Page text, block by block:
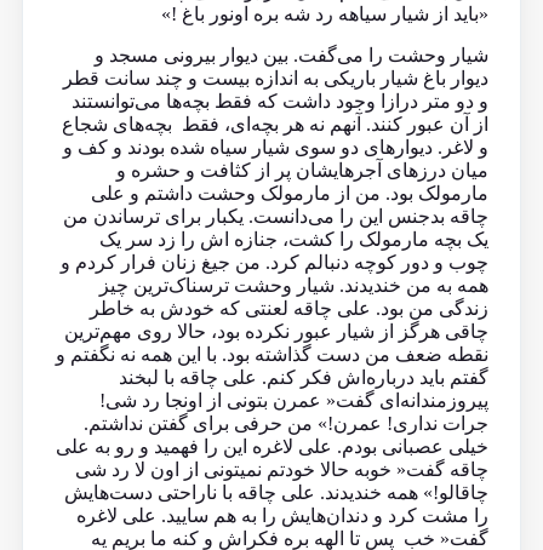
«باید از شیار سیاهه رد شه بره اونور باغ !»
شیار وحشت را می‌گفت. بین دیوار بیرونی مسجد و
دیوار باغ شیار باریکی به اندازه بیست و چند سانت قطر
و دو متر درازا وجود داشت که فقط بچه‌ها می‌توانستند
از آن عبور کنند. آنهم نه هر بچه‌ای، فقط بچه‌های شجاع
و لاغر. دیوارهای دو سوی شیار سیاه شده بودند و کف و
میان درزهای آجرهایشان پر از کثافت و حشره و
مارمولک بود. من از مارمولک وحشت داشتم و علی
چاقه بدجنس این را می‌دانست. یکبار برای ترساندن من
یک ‌بچه مارمولک را کشت، جنازه اش را زد سر یک
چوب و دور کوچه دنبالم کرد. من جیغ زنان فرار کردم و
همه به من خندیدند. شیار وحشت ترسناک‌ترین چیز
زندگی من بود. علی چاقه لعنتی که خودش به خاطر
چاقی هرگز از شیار عبور نکرده بود، حالا روی مهم‌ترین
نقطه ضعف من دست گذاشته بود. با این همه نه نگفتم و
گفتم باید درباره‌اش فکر کنم. علی چاقه با لبخند
پیروزمندانه‌ای گفت« عمرن بتونی از اونجا رد شی!
جرات نداری! عمرن!» من حرفی برای گفتن نداشتم.
خیلی عصبانی بودم. علی لاغره این را فهمید و رو به علی
چاقه گفت« خوبه حالا خودتم نمیتونی از اون لا رد شی
چاقالو!» همه خندیدند. علی چاقه با ناراحتی دست‌هایش
را مشت کرد و دندان‌هایش را به هم سایید. علی لاغره
گفت« خب پس تا الهه بره فکراش و کنه ما بریم یه